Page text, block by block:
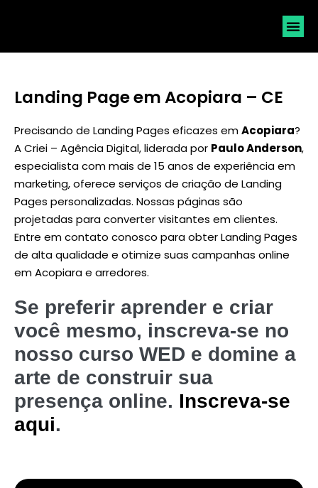
Landing Page em Acopiara – CE
Precisando de Landing Pages eficazes emAcopiara?
A Criei – Agência Digital, liderada por Paulo Anderson,
especialista com mais de 15 anos de experiência em
marketing, oferece serviços de criação de Landing
Pages personalizadas. Nossas páginas são
projetadas para converter visitantes em clientes.
Entre em contato conosco para obter Landing Pages
de alta qualidade e otimize suas campanhas online
em Acopiara e arredores.
Se preferir aprender e criar
você mesmo, inscreva-se no
nosso curso WED e domine a
arte de construir sua
presença online. Inscreva-se
aqui.